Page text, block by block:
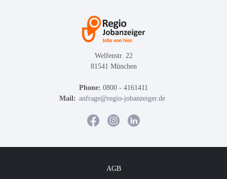
Welfenstr. 22
81541 München
Phone: 0800 - 4161411
Mail: anfrage@regio-jobanzeiger.de
AGB